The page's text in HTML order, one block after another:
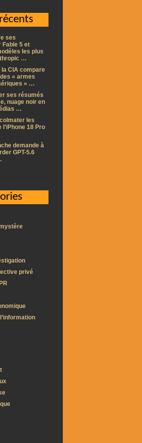
ses
5 et
les plus
…
CIA compare
des « armes
» …
ses résumés
nuage noir en
…
les
18 Pro
demande à
GPT-5.6
privé